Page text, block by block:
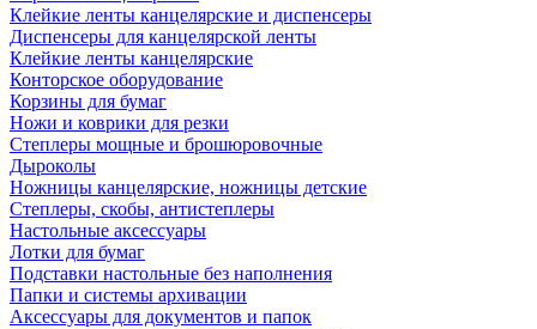
Клейкие ленты канцелярские и диспенсеры
Диспенсеры для канцелярской ленты
Клейкие ленты канцелярские
Конторское оборудование
Корзины для бумаг
Ножи и коврики для резки
Степлеры мощные и брошюровочные
Дыроколы
Ножницы канцелярские, ножницы детские
Степлеры, скобы, антистеплеры
Настольные аксессуары
Лотки для бумаг
Подставки настольные без наполнения
Папки и системы архивации
Аксессуары для документов и папок